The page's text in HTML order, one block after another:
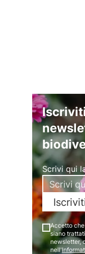
Scrivi qui
Accetto
siano
newsletter,
nell'